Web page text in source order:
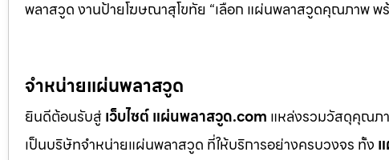
พลาสวูด งานป้ายโฆษณาสุโขทัย “เลือก แผ่นพลาสวูดคุณภาพ พ
จำหน่ายแผ่นพลาสวูด
ยินดีต้อนรับสู่เว็บไซต์ แผ่นพลาสวูด.com แหล่งรวมวัสดุคุณภา
เป็นบริษัทจำหน่ายแผ่นพลาสวูด ที่ให้บริการอย่างครบวงจร ทั้ง